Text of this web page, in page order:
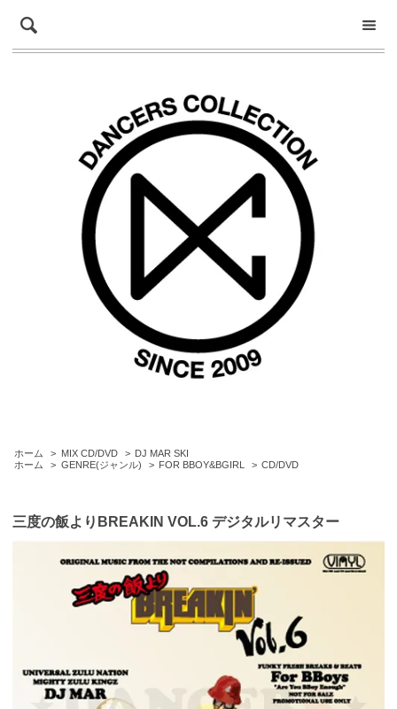
ホーム > MIX CD/DVD > DJ MAR SKI
ホーム
> GENRE(ジャンル) > FOR BBOY&BGIRL > CD/DVD
三度の飯よりBREAKIN VOL.6 デジタルリマスター